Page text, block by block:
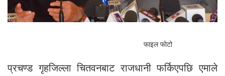
फाइल फोटो
प्रचण्ड गृहजिल्ला चितवनबाट राजधानी फर्किएपछि एमाले